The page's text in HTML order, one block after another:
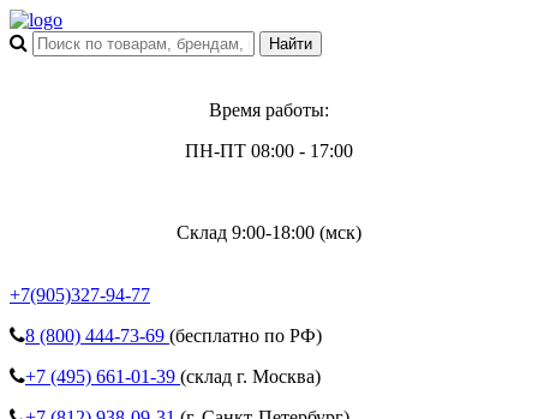
Время работы:
ПН-ПТ 08:00 - 17:00
Склад 9:00-18:00 (мск)
+7(905)327-94-77
8 (800) 444-73-69 (бесплатно по РФ)
+7 (495) 661-01-39 (склад г. Москва)